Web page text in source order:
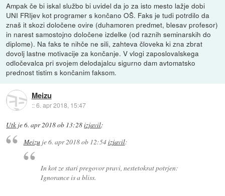
Ampak če bi iskal službo bi uvidel da jo za isto mesto lažje dobi
UNI FRIjev kot programer s končano OŠ. Faks je tudi potrdilo da
znaš it skozi določene ovire (duhamoren predmet, blesav profesor)
in narest samostojno določene izdelke (od raznih seminarskih do
diplome). Na faks te nihče ne sili, zahteva človeka ki zna zbrat
dovolj lastne motivacije za končanje. V vlogi zaposlovalskega
odločevalca pri svojem delodajalcu sigurno dam avtomatsko
prednost tistim s končanim faksom.
Meizu
::6. apr 2018, 15:47
Utk je6. apr 2018 ob 13:28izjavil:
Meizuje6. apr 2018 ob 12:54izjavil:
In kot ze stari pregovor pravi, nestetokrat potrjen:
Ignorance is a bliss.